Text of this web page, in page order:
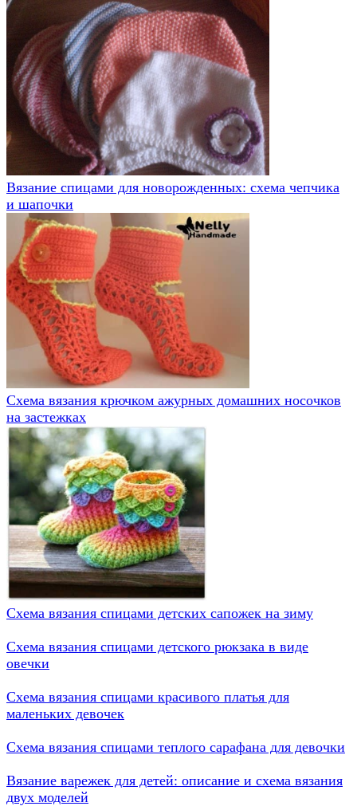
Вязание спицами для новорожденных: схема чепчика
и шапочки
Схема вязания крючком ажурных домашних носочков
на застежках
Схема вязания спицами детских сапожек на зиму
Схема вязания спицами детского рюкзака в виде
овечки
Схема вязания спицами красивого платья для
маленьких девочек
Схема вязания спицами теплого сарафана для девочки
Вязание варежек для детей: описание и схема вязания
двух моделей